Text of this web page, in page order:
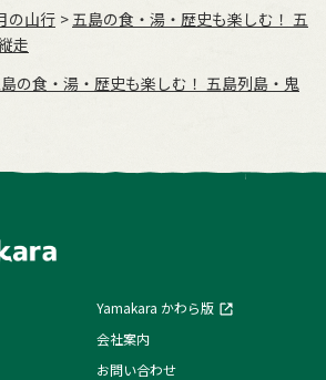
の山行
五島の食・湯・歴史も楽しむ！ 五
走
の食・湯・歴史も楽しむ！ 五島列島・鬼
Yamakara かわら版
会社案内
お問い合わせ